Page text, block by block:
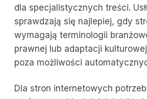
dla specjalistycznych treści.
sprawdzają się najlepiej, gdy
wymagają terminologii
prawnej lub adaptacji
poza możliwości
Dla stron internetowych